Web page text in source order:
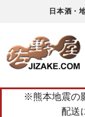
日本酒・
※熊本地震の
配送